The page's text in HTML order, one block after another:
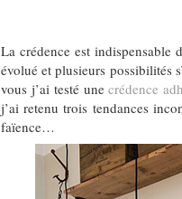
La crédence est indispensable
évolué et plusieurs possibilités
vous j’ai testé unecrédence
j’ai retenu trois tendances
faïence…